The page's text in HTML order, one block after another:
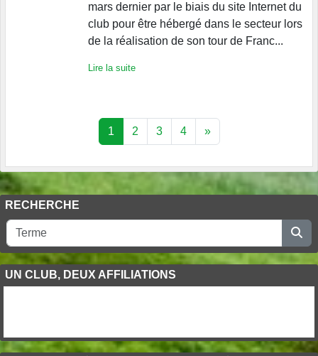
mars dernier par le biais du site Internet du
club pour être hébergé dans le secteur lors
de la réalisation de son tour de Franc...
Lire la suite
1 2 3 4 »
RECHERCHE
UN CLUB, DEUX AFFILIATIONS